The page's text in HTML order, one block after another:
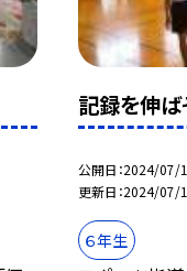
記録を伸ば
公開日 2024/07/
更新日 2024/07/
６年生